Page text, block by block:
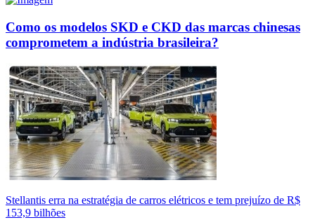
Como os modelos SKD e CKD das marcas chinesas
comprometem a indústria brasileira?
Stellantis erra na estratégia de carros elétricos e tem prejuízo de R$
153,9 bilhões